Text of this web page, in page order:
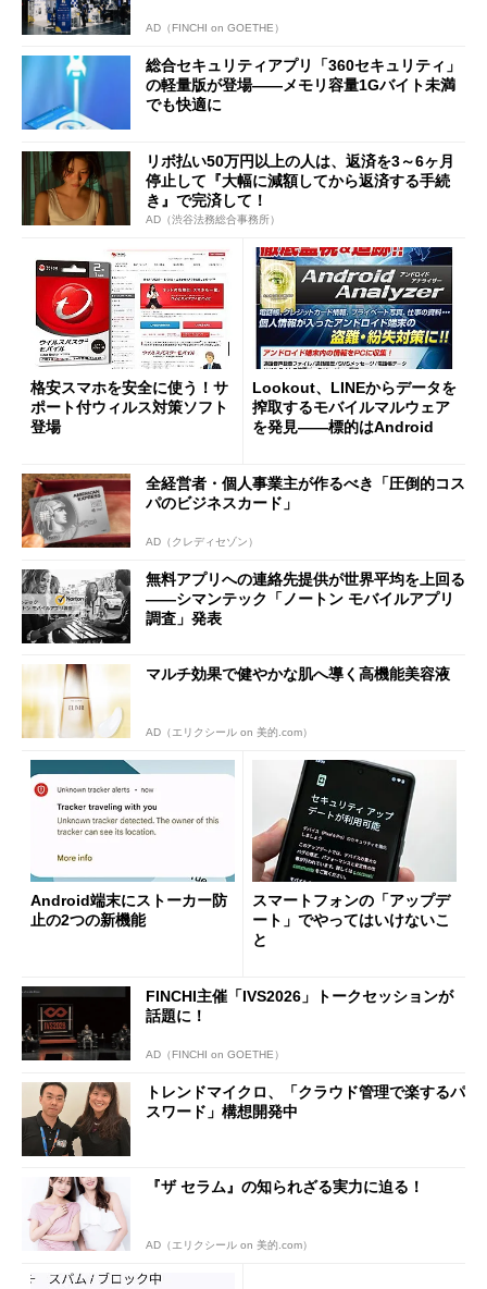
AD（FINCHI on GOETHE）
総合セキュリティアプリ「360セキュリティ」
の軽量版が登場――メモリ容量1Gバイト未満
でも快適に
リボ払い50万円以上の人は、返済を3～6ヶ月
停止して『大幅に減額してから返済する手続
き』で完済して！
AD（渋谷法務総合事務所）
格安スマホを安全に使う！サ
ポート付ウィルス対策ソフト
登場
Lookout、LINEからデータを
搾取するモバイルマルウェア
を発見――標的はAndroid
全経営者・個人事業主が作るべき「圧倒的コス
パのビジネスカード」
AD（クレディセゾン）
無料アプリへの連絡先提供が世界平均を上回る
――シマンテック「ノートン モバイルアプリ
調査」発表
マルチ効果で健やかな肌へ導く高機能美容液
AD（エリクシール on 美的.com）
Android端末にストーカー防
止の2つの新機能
スマートフォンの「アップデ
ート」でやってはいけないこ
と
FINCHI主催「IVS2026」トークセッションが
話題に！
AD（FINCHI on GOETHE）
トレンドマイクロ、「クラウド管理で楽するパ
スワード」構想開発中
『ザ セラム』の知られざる実力に迫る！
AD（エリクシール on 美的.com）